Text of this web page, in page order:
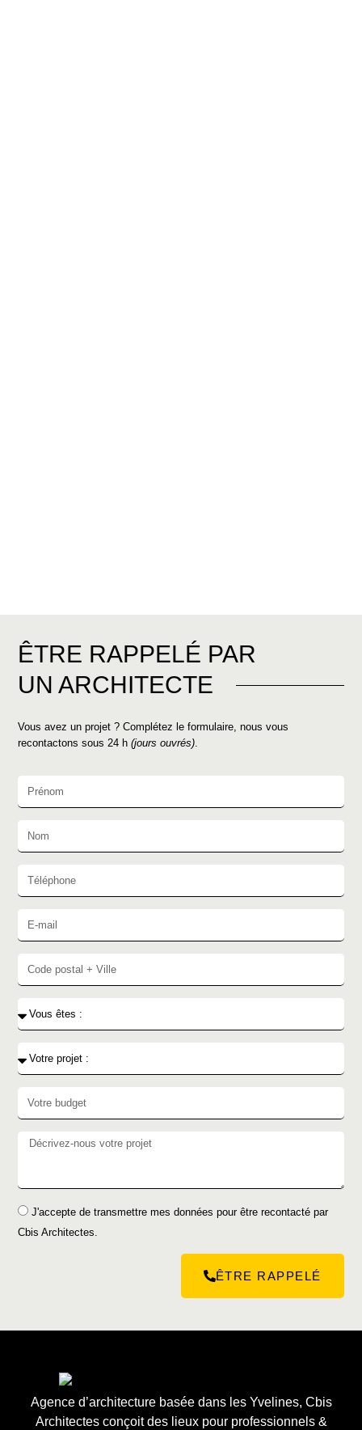
ÊTRE RAPPELÉ PAR
UN ARCHITECTE
Vous avez un projet ? Complétez le formulaire, nous vous
recontactons sous 24 h(jours ouvrés).
J'accepte de transmettre mes données pour être recontacté par
Cbis Architectes.
ÊTRE RAPPELÉ
Agence d’architecture basée dans les Yvelines, Cbis
Architectes conçoit des lieux pour professionnels &